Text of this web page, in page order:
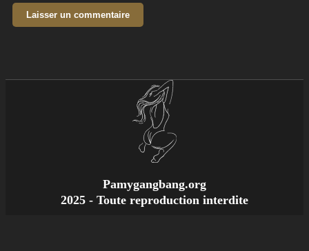
Pamygangbang.org
2025 - Toute reproduction interdite